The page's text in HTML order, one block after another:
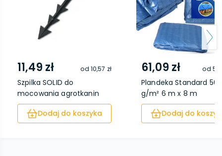
11,49 zł od 10,57 zł
Szpilka SOLID do
mocowania agrotkanin
12...
Dodaj do koszyka
61,09 zł od
Plandeka Standard 50
g/m² 6 m x 8 m
Dodaj do